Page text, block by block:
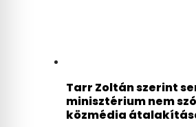
Tarr Zoltán szerint
minisztérium nem
közmédia